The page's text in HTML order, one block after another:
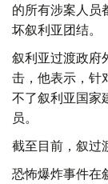
的所有涉案人员
坏叙利亚团结。
叙利亚过渡政府
击，他表示，针
不了叙利亚国家
员。
截至目前，叙过
恐怖爆炸事件在